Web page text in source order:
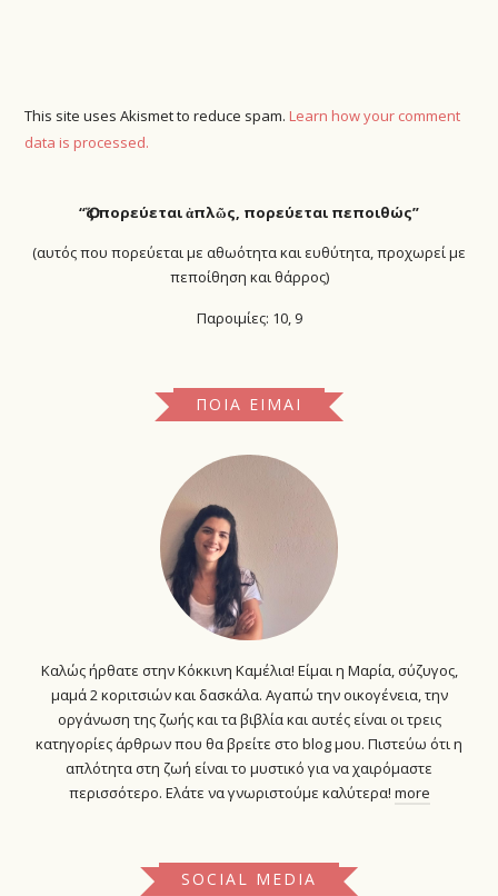
This site uses Akismet to reduce spam. Learn how your comment
data is processed.
“Ὅς πορεύεται ἁπλῶς, πορεύεται πεποιθώς”
(αυτός που πορεύεται με αθωότητα και ευθύτητα, προχωρεί με
πεποίθηση και θάρρος)
Παροιμίες: 10, 9
ΠΟΙΑ ΕΊΜΑΙ
Καλώς ήρθατε στην Κόκκινη Καμέλια! Είμαι η Μαρία, σύζυγος,
μαμά 2 κοριτσιών και δασκάλα. Αγαπώ την οικογένεια, την
οργάνωση της ζωής και τα βιβλία και αυτές είναι οι τρεις
κατηγορίες άρθρων που θα βρείτε στο blog μου. Πιστεύω ότι η
απλότητα στη ζωή είναι το μυστικό για να χαιρόμαστε
περισσότερο. Ελάτε να γνωριστούμε καλύτερα! more
SOCIAL MEDIA